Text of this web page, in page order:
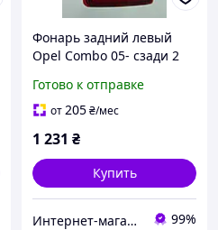
Фонарь задний левый
Opel Combo 05- сзади 2
Готово к отправке
от205₴/мес
1 231 ₴
Купить
Интернет-магазин БУСИК 99%